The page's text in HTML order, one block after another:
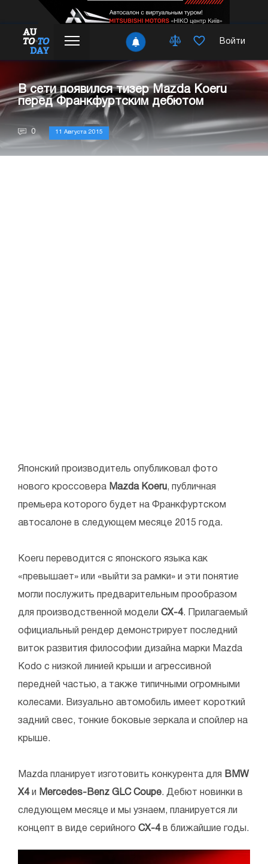
Войти
В сети появился тизер Mazda Koeru
перед Франкфуртским дебютом
0 11 Августа 2015
Японский производитель опубликовал фото
нового кроссовера Mazda Koeru , публичная
премьера которого будет на Франкфуртском
автосалоне в следующем месяце 2015 года.
Koeru переводится с японского языка как
«превышает» или «выйти за рамки» и эти понятие
могли послужить предварительным прообразом
для производственной модели CX-4. Прилагаемый
официальный рендер демонстрирует последний
виток развития философии дизайна марки Mazda
Kodo с низкой линией крыши и агрессивной
передней частью, а также типичными огромными
колесами. Визуально автомобиль имеет короткий
задний свес, тонкие боковые зеркала и спойлер на
крыше.
Mazda планирует изготовить конкурента для BMW
X4и Mercedes-Benz GLC Coupe. Дебют новинки в
следующем месяце и мы узнаем, планируется ли
концепт в виде серийного CX-4в ближайшие годы.